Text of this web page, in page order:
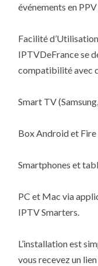
événements en
Facilité d’Utilisation
IPTVDeFrance se
compatibilité avec
Smart TV
Box Android et Fire
Smartphones et
PC et Mac via
IPTV Smarters.
L’installation est
vous recevez un